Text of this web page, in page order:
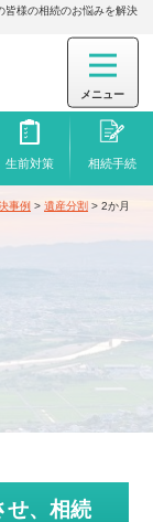
皆様の相続のお悩みを解決
生前対策 相続手続
事例 >遺産分割 >2か月半
せ、相続